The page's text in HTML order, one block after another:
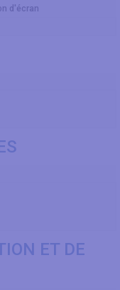
d'écran
ET DE